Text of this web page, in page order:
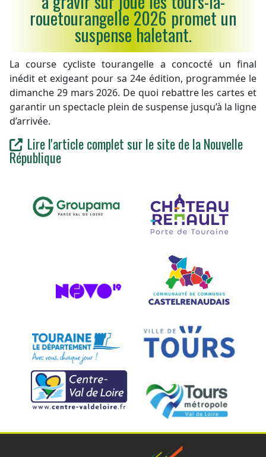
rouetourangelle 2026 promet un
suspense haletant.
La course cycliste tourangelle a concocté un final
inédit et exigeant pour sa 24e édition, programmée le
dimanche 29 mars 2026. De quoi rebattre les cartes et
garantir un spectacle plein de suspense jusqu’à la ligne
d’arrivée.
Lire l'article complet sur le site de la Nouvelle
République